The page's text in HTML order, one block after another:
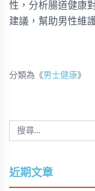
性，分析腸道健康
建議，幫助男性維
分類為《男士健康》
近期文章